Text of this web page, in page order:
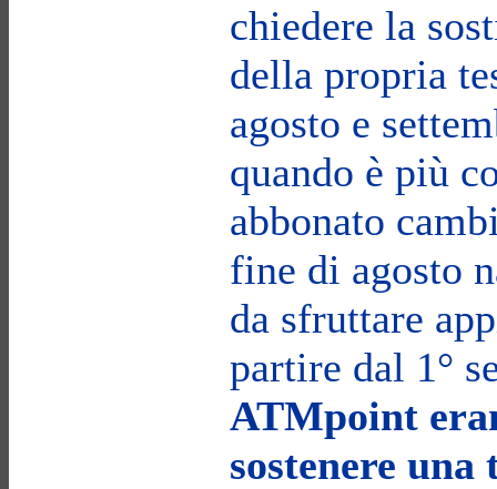
chiedere la
della propria
agosto e
quando è più
abbonato
fine di agosto
da sfruttare
partire dal 1°
ATMpoint
sostenere una